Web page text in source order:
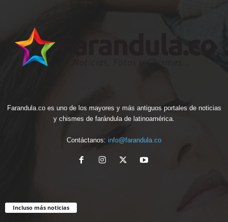
Farandula.co es uno de los mayores y más antiguos portales de noticias
y chismes de farándula de latinoamérica.
Contáctanos: info@farandula.co
Incluso más noticias